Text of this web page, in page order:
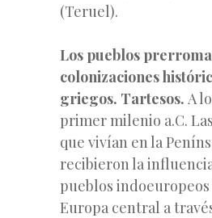
(Teruel).
Los pueblos
colonizaciones
griegos. Tartesos. A
primer milenio a.C.
que vivían en la
recibieron la
pueblos
Europa central a